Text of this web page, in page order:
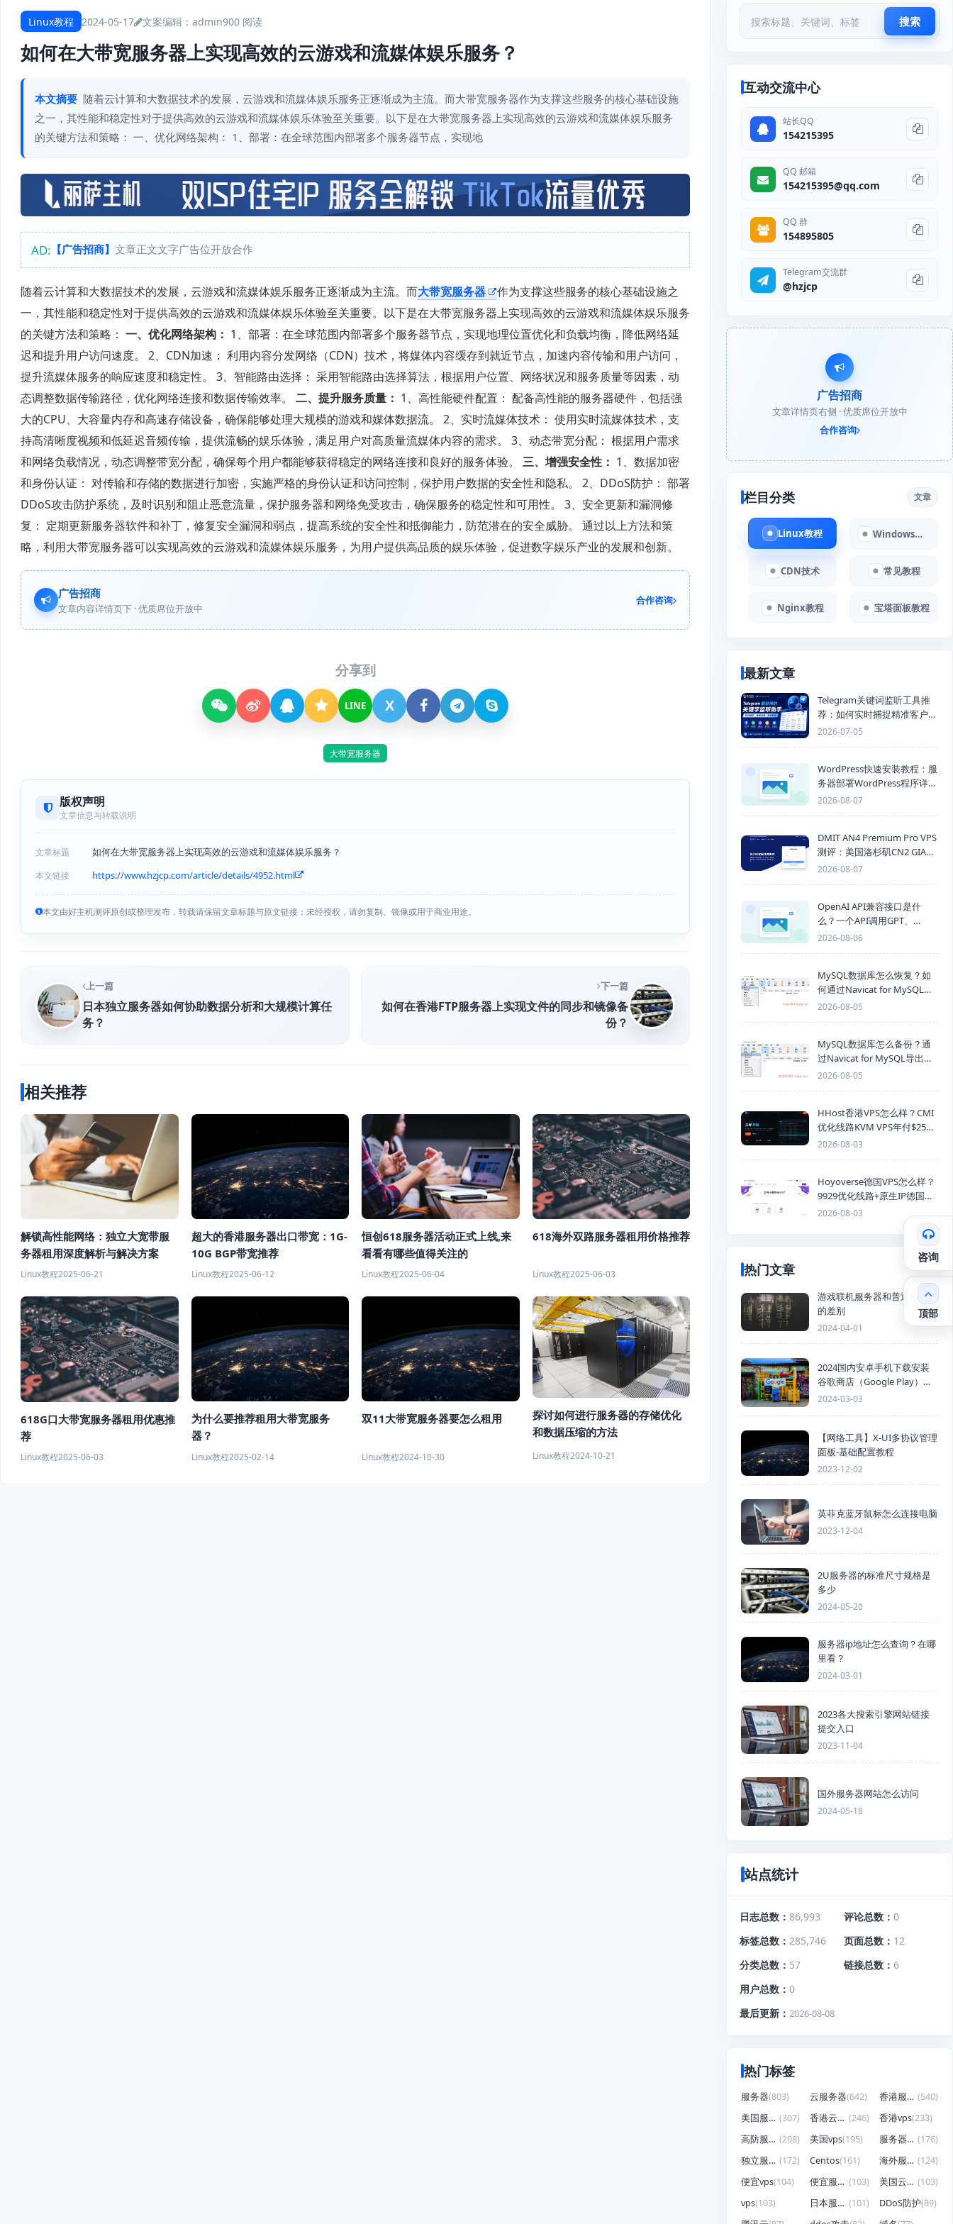
Linux教程 2024-05-17 文案编辑：admin900 阅读
如何在大带宽服务器上实现高效的云游戏和流媒体娱乐服务？
本文摘要 随着云计算和大数据技术的发展，云游戏和流媒体娱乐服务正逐渐成为主流。而大带宽服务器作为支撑这些服务的核心基础设施
之一，其性能和稳定性对于提供高效的云游戏和流媒体娱乐体验至关重要。以下是在大带宽服务器上实现高效的云游戏和流媒体娱乐服务
的关键方法和策略： 一、优化网络架构： 1、部署：在全球范围内部署多个服务器节点，实现地
AD: 【广告招商】 文章正文文字广告位开放合作
随着云计算和大数据技术的发展，云游戏和流媒体娱乐服务正逐渐成为主流。而大带宽服务器
作为支撑这些服务的核心基础设施之
一，其性能和稳定性对于提供高效的云游戏和流媒体娱乐体验至关重要。以下是在大带宽服务器上实现高效的云游戏和流媒体娱乐服务
的关键方法和策略： 一、优化网络架构： 1、部署：在全球范围内部署多个服务器节点，实现地理位置优化和负载均衡，降低网络延
迟和提升用户访问速度。 2、CDN加速： 利用内容分发网络（CDN）技术，将媒体内容缓存到就近节点，加速内容传输和用户访问，
提升流媒体服务的响应速度和稳定性。 3、智能路由选择： 采用智能路由选择算法，根据用户位置、网络状况和服务质量等因素，动
态调整数据传输路径，优化网络连接和数据传输效率。 二、提升服务质量： 1、高性能硬件配置： 配备高性能的服务器硬件，包括强
大的CPU、大容量内存和高速存储设备，确保能够处理大规模的游戏和媒体数据流。 2、实时流媒体技术： 使用实时流媒体技术，支
持高清晰度视频和低延迟音频传输，提供流畅的娱乐体验，满足用户对高质量流媒体内容的需求。 3、动态带宽分配： 根据用户需求
和网络负载情况，动态调整带宽分配，确保每个用户都能够获得稳定的网络连接和良好的服务体验。 三、增强安全性： 1、数据加密
和身份认证： 对传输和存储的数据进行加密，实施严格的身份认证和访问控制，保护用户数据的安全性和隐私。 2、DDoS防护： 部署
DDoS攻击防护系统，及时识别和阻止恶意流量，保护服务器和网络免受攻击，确保服务的稳定性和可用性。 3、安全更新和漏洞修
复： 定期更新服务器软件和补丁，修复安全漏洞和弱点，提高系统的安全性和抵御能力，防范潜在的安全威胁。 通过以上方法和策
略，利用大带宽服务器可以实现高效的云游戏和流媒体娱乐服务，为用户提供高品质的娱乐体验，促进数字娱乐产业的发展和创新。
广告招商
文章内容详情页下 · 优质席位开放中
合作咨询
分享到
LINE X
大带宽服务器
版权声明
文章信息与转载说明
文章标题 如何在大带宽服务器上实现高效的云游戏和流媒体娱乐服务？
本文链接 https://www.hzjcp.com/article/details/4952.html
本文由好主机测评原创或整理发布，转载请保留文章标题与原文链接；未经授权，请勿复制、镜像或用于商业用途。
上一篇
日本独立服务器如何协助数据分析和大规模计算任
务？
下一篇
如何在香港FTP服务器上实现文件的同步和镜像备
份？
相关推荐
解锁高性能网络：独立大宽带服
务器租用深度解析与解决方案
Linux教程2025-06-21
超大的香港服务器出口带宽：1G-
10G BGP带宽推荐
Linux教程2025-06-12
恒创618服务器活动正式上线,来
看看有哪些值得关注的
Linux教程2025-06-04
618海外双路服务器租用价格推荐
Linux教程2025-06-03
618G口大带宽服务器租用优惠推
荐
Linux教程2025-06-03
为什么要推荐租用大带宽服务
器？
Linux教程2025-02-14
双11大带宽服务器要怎么租用
Linux教程2024-10-30
探讨如何进行服务器的存储优化
和数据压缩的方法
Linux教程2024-10-21
搜索
互动交流中心
站长QQ
154215395
QQ 邮箱
154215395@qq.com
QQ 群
154895805
Telegram交流群
@hzjcp
广告招商
文章详情页右侧 · 优质席位开放中
合作咨询
栏目分类 文章
Linux教程 Windows教程
CDN技术 常见教程
Nginx教程 宝塔面板教程
最新文章
Telegram关键词监听工具推
荐：如何实时捕捉精准客户，
提高获客效率？
2026-07-05
WordPress快速安装教程：服
务器部署WordPress程序详细
步骤
2026-08-07
DMIT AN4 Premium Pro VPS
测评：美国洛杉矶CN2 GIA三
网优化线路性能测试
2026-08-07
OpenAI API兼容接口是什
么？一个API调用GPT、
Claude、Gemini、DeepSeek
2026-08-06
MySQL数据库怎么恢复？如
何通过Navicat for MySQL导
入SQL备份文件
2026-08-05
MySQL数据库怎么备份？通
过Navicat for MySQL导出
Mysql数据库为SQL格式备份
2026-08-05
HHost香港VPS怎么样？CMI
优化线路KVM VPS年付$25
起，4GB内存优惠套餐
2026-08-03
Hoyoverse德国VPS怎么样？
9929优化线路+原生IP德国
KVM VPS推荐
2026-08-03
热门文章
游戏联机服务器和普通服务器
的差别
2024-04-01
2024国内安卓手机下载安装
谷歌商店（Google Play）详
细步骤
2024-03-03
【网络工具】X-UI多协议管理
面板-基础配置教程
2023-12-02
英菲克蓝牙鼠标怎么连接电脑
2023-12-04
2U服务器的标准尺寸规格是
多少
2024-05-20
服务器ip地址怎么查询？在哪
里看？
2024-03-01
2023各大搜索引擎网站链接
提交入口
2023-11-04
国外服务器网站怎么访问
2024-05-18
站点统计
日志总数 86,993 评论总数
0
标签总数
285,746 页面总数
12
分类总数
57 链接总数
6
用户总数
0
最后更新
2026-08-08
热门标签
服务器(803) 云服务器(642) 香港服务器 (540)
美国服务器 (307) 香港云服务器 (246) 香港vps(233)
高防服务器 (208) 美国vps(195) 服务器租用 (176)
独立服务器 (172) Centos(161) 海外服务器 (124)
便宜vps(104) 便宜服务器 (103) 美国云服务器 (103)
vps(103) 日本服务器 (101) DDoS防护(89)
咨询
顶部